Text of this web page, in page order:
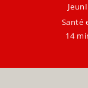
Santé
14